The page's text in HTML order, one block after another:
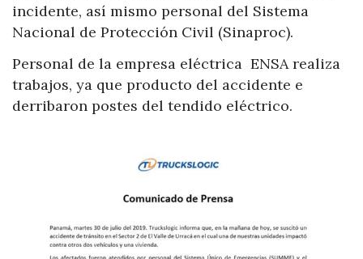
incidente, así mismo personal del Sistema
Nacional de Protección Civil (Sinaproc).
Personal de la empresa eléctrica ENSA realiza
trabajos, ya que producto del accidente e
derribaron postes del tendido eléctrico.